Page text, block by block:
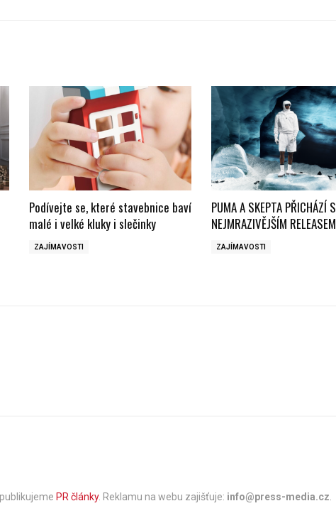
Podívejte se, které stavebnice baví
malé i velké kluky i slečinky
ZAJÍMAVOSTI
PUMA A SKEPTA PŘICHÁZÍ S
NEJMRAZIVĚJŠÍM RELEASEM
ZAJÍMAVOSTI
PR články. Reklamu na webu zajišťuje: info@press-media.cz